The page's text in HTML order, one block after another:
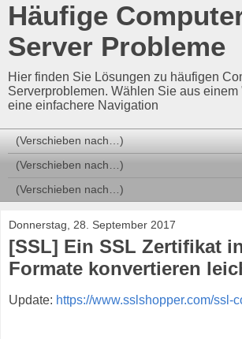
Häufige
Server Probleme
Hier finden Sie Lösungen zu häufigen
Serverproblemen. Wählen Sie aus einem
eine einfachere Navigation
Donnerstag, 28. September 2017
[SSL] Ein SSL Zertifikat
Formate konvertieren
Update: https://www.sslshopper.com/ssl-